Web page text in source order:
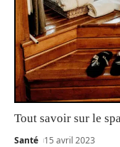
Tout savoir sur le
Santé 15 avril 2023